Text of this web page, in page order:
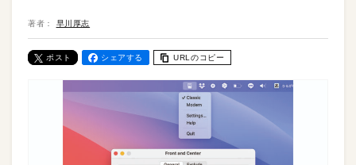
著者： 早川厚志
ポスト シェアする URLのコピー